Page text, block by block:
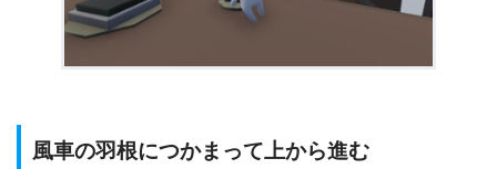
風車の羽根につかまって上から進む